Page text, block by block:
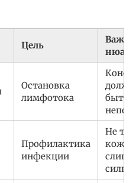
Цель
нюанс
Остановка
лимфотока
быть
Профилактика
инфекции
Не
кожу